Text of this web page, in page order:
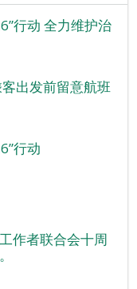
行动 全力维护治
出发前留意航班
行动
作者联合会十周